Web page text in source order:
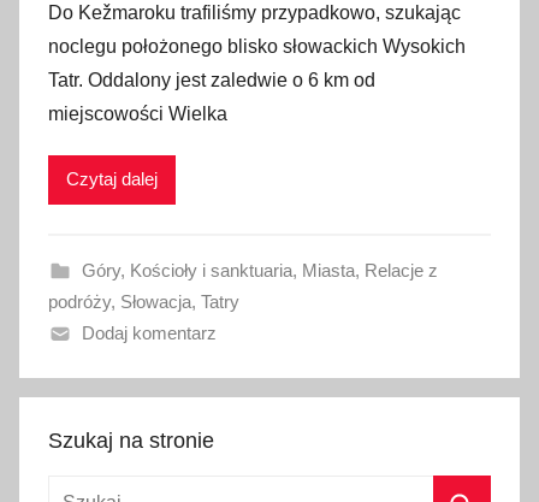
u
b
i
w
n
o
2
l
i
Do Kežmaroku trafiliśmy przypadkowo, szukając
noclegu położonego blisko słowackich Wysokich
Tatr. Oddalony jest zaledwie o 6 km od
miejscowości Wielka
Czytaj dalej
Góry, Kościoły i sanktuaria, Miasta, Relacje z
podróży, Słowacja, Tatry
Dodaj komentarz
Szukaj na stronie
Szukaj: